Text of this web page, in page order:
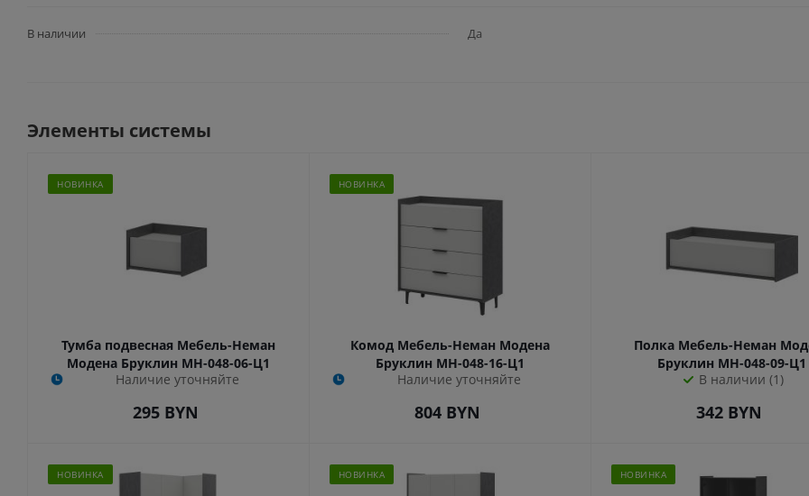
В наличии Да
Элементы системы
НОВИНКА
Тумба подвесная Мебель-Неман
Модена Бруклин МН-048-06-Ц1
Наличие уточняйте
295BYN
НОВИНКА
Комод Мебель-Неман Модена
Бруклин МН-048-16-Ц1
Наличие уточняйте
804BYN
Полка Мебель-Неман
Бруклин МН-048-09-Ц1
В наличии (1)
342BYN
НОВИНКА НОВИНКА НОВИНКА